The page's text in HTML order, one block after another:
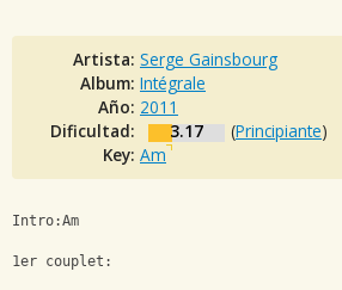
Artista: Serge Gainsbourg
Album: Intégrale
Año: 2011
Dificultad:
3.17 (Principiante)
Key: Am
Intro:Am
1er couplet: